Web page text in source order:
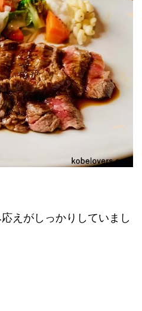
えがしっかりしていまし